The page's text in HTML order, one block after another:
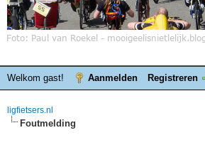
Welkom gast! Aanmelden Registreren
ligfietsers.nl
Foutmelding